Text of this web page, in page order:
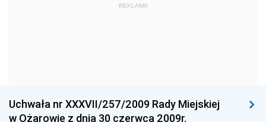
Dziennik Urzędowy Ministra Gospodarki
REKLAMA
Uchwała nr XXXVII/257/2009 Rady Miejskiej
w Ożarowie z dnia 30 czerwca 2009r.